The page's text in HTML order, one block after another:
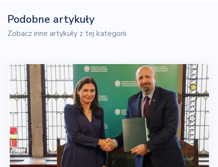
Podobne artykuły
Zobacz inne artykuły z tej kategorii.